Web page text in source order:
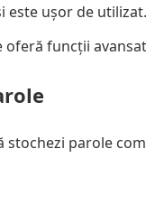
este ușor de utilizat.
funcții
stochezi parole